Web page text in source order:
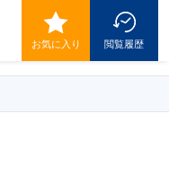
お気に入り 閲覧履歴